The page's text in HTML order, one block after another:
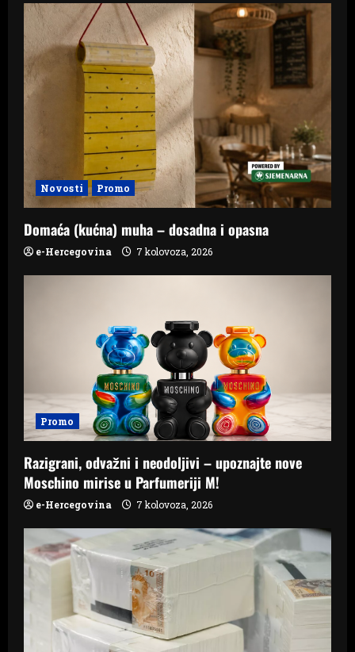
Novosti Promo
Domaća (kućna) muha – dosadna i opasna
e-Hercegovina 7 kolovoza, 2026
Promo
Razigrani, odvažni i neodoljivi – upoznajte nove
Moschino mirise u Parfumeriji M!
e-Hercegovina 7 kolovoza, 2026